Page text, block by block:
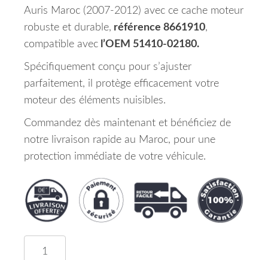
Auris Maroc (2007-2012) avec ce cache moteur
robuste et durable, référence 8661910,
compatible avec l’OEM 51410-02180.
Spécifiquement conçu pour s’ajuster
parfaitement, il protège efficacement votre
moteur des éléments nuisibles.
Commandez dès maintenant et bénéficiez de
notre livraison rapide au Maroc, pour une
protection immédiate de votre véhicule.